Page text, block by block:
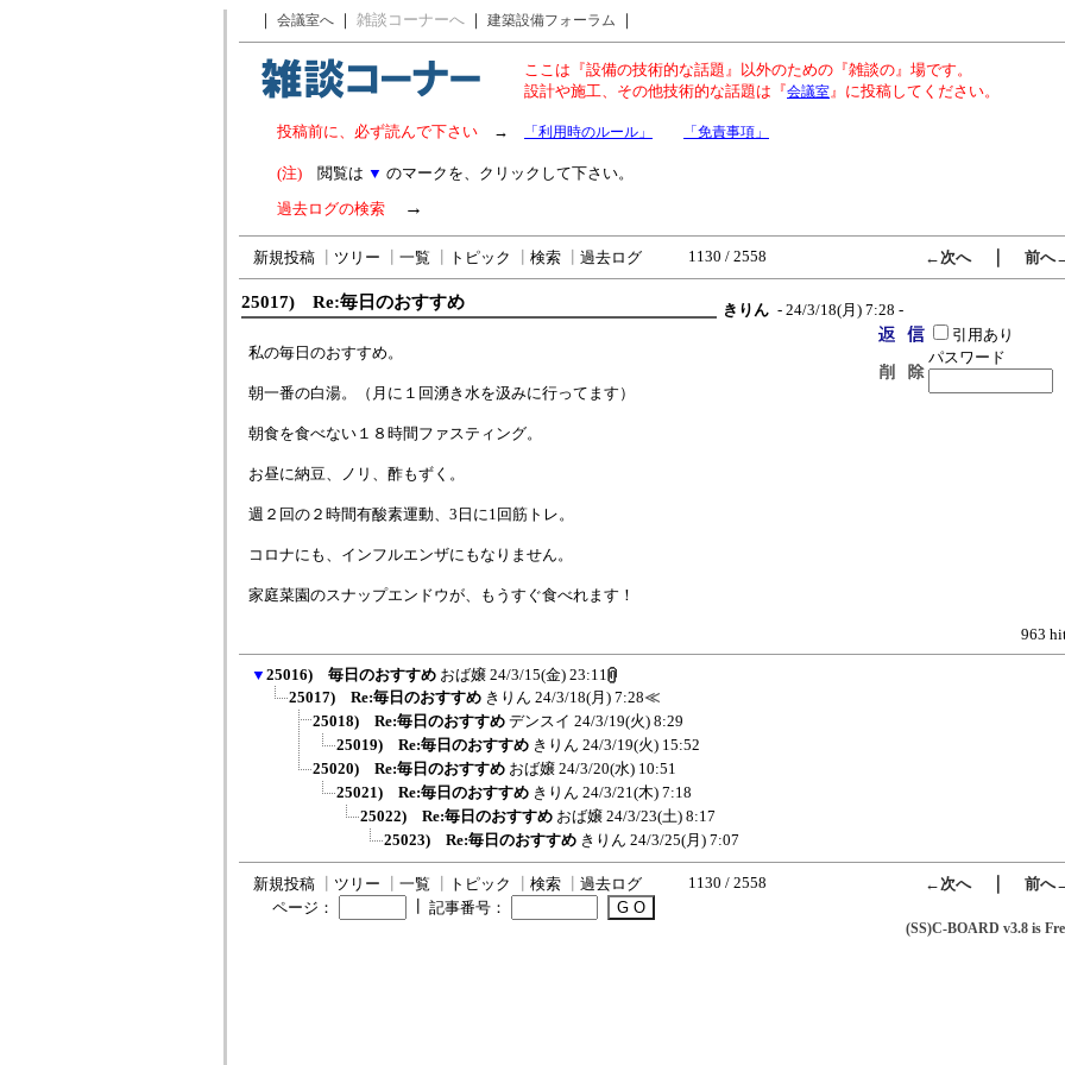
｜ 会議室へ ｜ 雑談コーナーへ ｜ 建築設備フォーラム ｜
ここは『設備の技術的な話題』以外のための『雑談の』場です。
設計や施工、その他技術的な話題は『会議室』に投稿してください。
投稿前に、必ず読んで下さい → 「利用時のルール」 「免責事項」
(注) 閲覧は ▼ のマークを、クリックして下さい。
過去ログの検索 →
新規投稿 ツリー 一覧 トピック 検索 過去ログ 1130 / 2558 ←次へ｜ 前へ
25017) Re:毎日のおすすめ きりん - 24/3/18(月) 7:28 -
私の毎日のおすすめ。
朝一番の白湯。（月に１回湧き水を汲みに行ってます）
朝食を食べない１８時間ファスティング。
お昼に納豆、ノリ、酢もずく。
週２回の２時間有酸素運動、3日に1回筋トレ。
コロナにも、インフルエンザにもなりません。
家庭菜園のスナップエンドウが、もうすぐ食べれます！
引用あり
パスワード
963
▼ 25016) 毎日のおすすめ おば嬢 24/3/15(金) 23:11
25017) Re:毎日のおすすめ きりん 24/3/18(月) 7:28≪
25018) Re:毎日のおすすめ デンスイ 24/3/19(火) 8:29
25019) Re:毎日のおすすめ きりん 24/3/19(火) 15:52
25020) Re:毎日のおすすめ おば嬢 24/3/20(水) 10:51
25021) Re:毎日のおすすめ きりん 24/3/21(木) 7:18
25022) Re:毎日のおすすめ おば嬢 24/3/23(土) 8:17
25023) Re:毎日のおすすめ きりん 24/3/25(月) 7:07
新規投稿 ツリー 一覧 トピック 検索 過去ログ 1130 / 2558 ←次へ｜ 前へ
ページ：
記事番号：
(SS)C-BOARD v3.8 is